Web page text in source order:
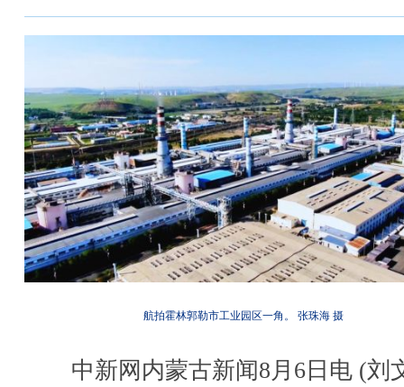
航拍霍林郭勒市工业园区一角。 张珠海 摄
中新网内蒙古新闻8月6日电 (刘